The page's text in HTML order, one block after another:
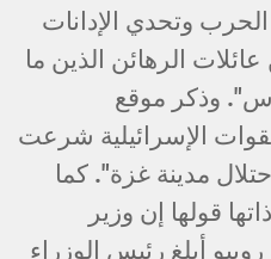
الحرب وتحدي الإدانات
الرهائن الذين ما
وذكر موقع
الإسرائيلية شرعت
مدينة غزة". كما
قولها إن وزير
أبلغ رئيس الوزراء